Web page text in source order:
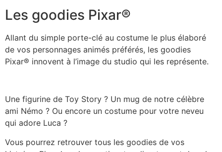
Les goodies Pixar®
Allant du simple porte-clé au costume le plus élaboré
de vos personnages animés préférés, les goodies
Pixar® innovent à l’image du studio qui les représente.
Une figurine de Toy Story ? Un mug de notre célèbre
ami Némo ? Ou encore un costume pour votre neveu
qui adore Luca ?
Vous pourrez retrouver tous les goodies de vos